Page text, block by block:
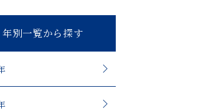
年別一覧から探す